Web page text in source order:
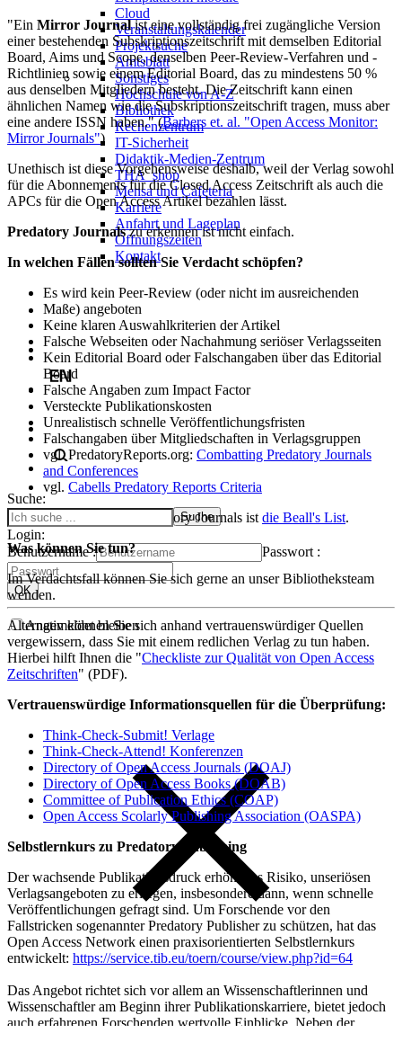
Cloud
Veranstaltungskalender
Projektsuche
Amtsblatt
Sonstiges
Hochschule von A-Z
Bibliothek
Rechenzentrum
IT-Sicherheit
Didaktik-Medien-Zentrum
THA_shop
Mensa und Cafeteria
Karriere
Anfahrt und Lageplan
Öffnungszeiten
Kontakt
Suche:
Login:
Benutzername :
Passwort :
Angemeldet bleiben
"Ein Mirror Journalist eine vollständig frei zugängliche Version
einer bestehenden Subskriptionszeitschrift mit demselben Editorial
Board, Aims und Scope, denselben Peer-Review-Verfahren und -
Richtlinien sowie einem Editorial Board, das zu mindestens 50 %
aus denselben Mitgliedern besteht. Die Zeitschrift kann einen
ähnlichen Namen wie die Subskriptionszeitschrift tragen, muss aber
eine andere ISSN haben." (Barbers et. al. "Open Access Monitor:
Mirror Journals")
Unethisch ist diese Vorgehensweise deshalb, weil der Verlag sowohl
für die Abonnements für die Closed Access Zeitschrift als auch die
APCs für die Open Access Artikel bezahlen lässt.
Predatory Journalszu erkennen ist nicht einfach.
In welchen Fällen sollten Sie Verdacht schöpfen?
Es wird kein Peer-Review (oder nicht im ausreichenden
Maße) angeboten
Keine klaren Auswahlkriterien der Artikel
Falsche Webseiten oder Nachahmung seriöser Verlagsseiten
Kein Editorial Board oder Falschangaben über das Editorial
Board
Falsche Angaben zum Impact Factor
Versteckte Publikationskosten
Unrealistisch schnelle Veröffentlichungsfristen
Falschangaben über Mitgliedschaften in Verlagsgruppen
vgl. PredatoryReports.org: Combatting Predatory Journals
and Conferences
vgl. Cabells Predatory Reports Criteria
Eine Liste potenzieller Predatory Journals ist die Beall's List.
Was können Sie tun?
Im Verdachtsfall können Sie sich gerne an unser Bibliotheksteam
wenden.
Alternativ können Sie sich anhand vertrauenswürdiger Quellen
vergewissern, dass Sie mit einem redlichen Verlag zu tun haben.
Hierbei hilft Ihnen die "Checkliste zur Qualität von Open Access
Zeitschriften" (PDF).
Vertrauenswürdige Informationsquellen für die Überprüfung:
Think-Check-Submit! Verlage
Think-Check-Attend! Konferenzen
Directory of Open Access Journals (DOAJ)
Directory of Open Access Books (DOAB)
Committee of Publication Ethics (COAP)
Open Access Scolarly Publishing Association (OASPA)
Selbstlernkurs zu Predatory Publishing
Der wachsende Publikationsdruck erhöht das Risiko, unseriösen
Verlagsangeboten zu erliegen, insbesondere dann, wenn schnelle
Veröffentlichungen gefragt sind. Um Forschende vor den
Fallstricken sogenannter Predatory Publisher zu schützen, hat das
Open Access Network einen praxisorientierten Selbstlernkurs
entwickelt: https://service.tib.eu/toern/course/view.php?id=64
Das Angebot richtet sich vor allem an Wissenschaftlerinnen und
Wissenschaftler am Beginn ihrer Publikationskarriere, bietet jedoch
auch erfahrenen Forschenden wertvolle Einblicke. Neben der